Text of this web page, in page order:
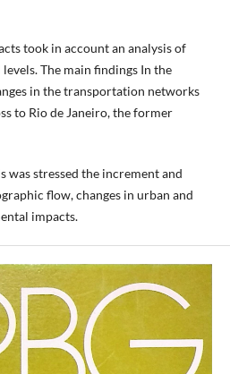
took in account an analysis of
The main findings In the
in the transportation networks
to Rio de Janeiro, the former
was stressed the increment and
flow, changes in urban and
impacts.